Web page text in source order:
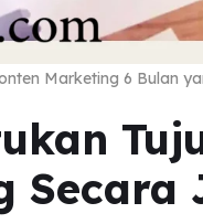
Marketing 6 Bulan
Secara